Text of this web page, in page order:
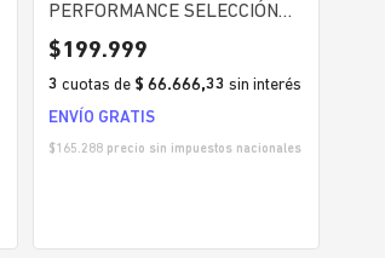
PERFORMANCE SELECCIÓN
ARGENTINA AFA HOME 2006
HOMBRE
$199.999
3 cuotas de $ 66.666,33 sin interés
ENVÍO GRATIS
$165.288precio sin impuestos nacionales